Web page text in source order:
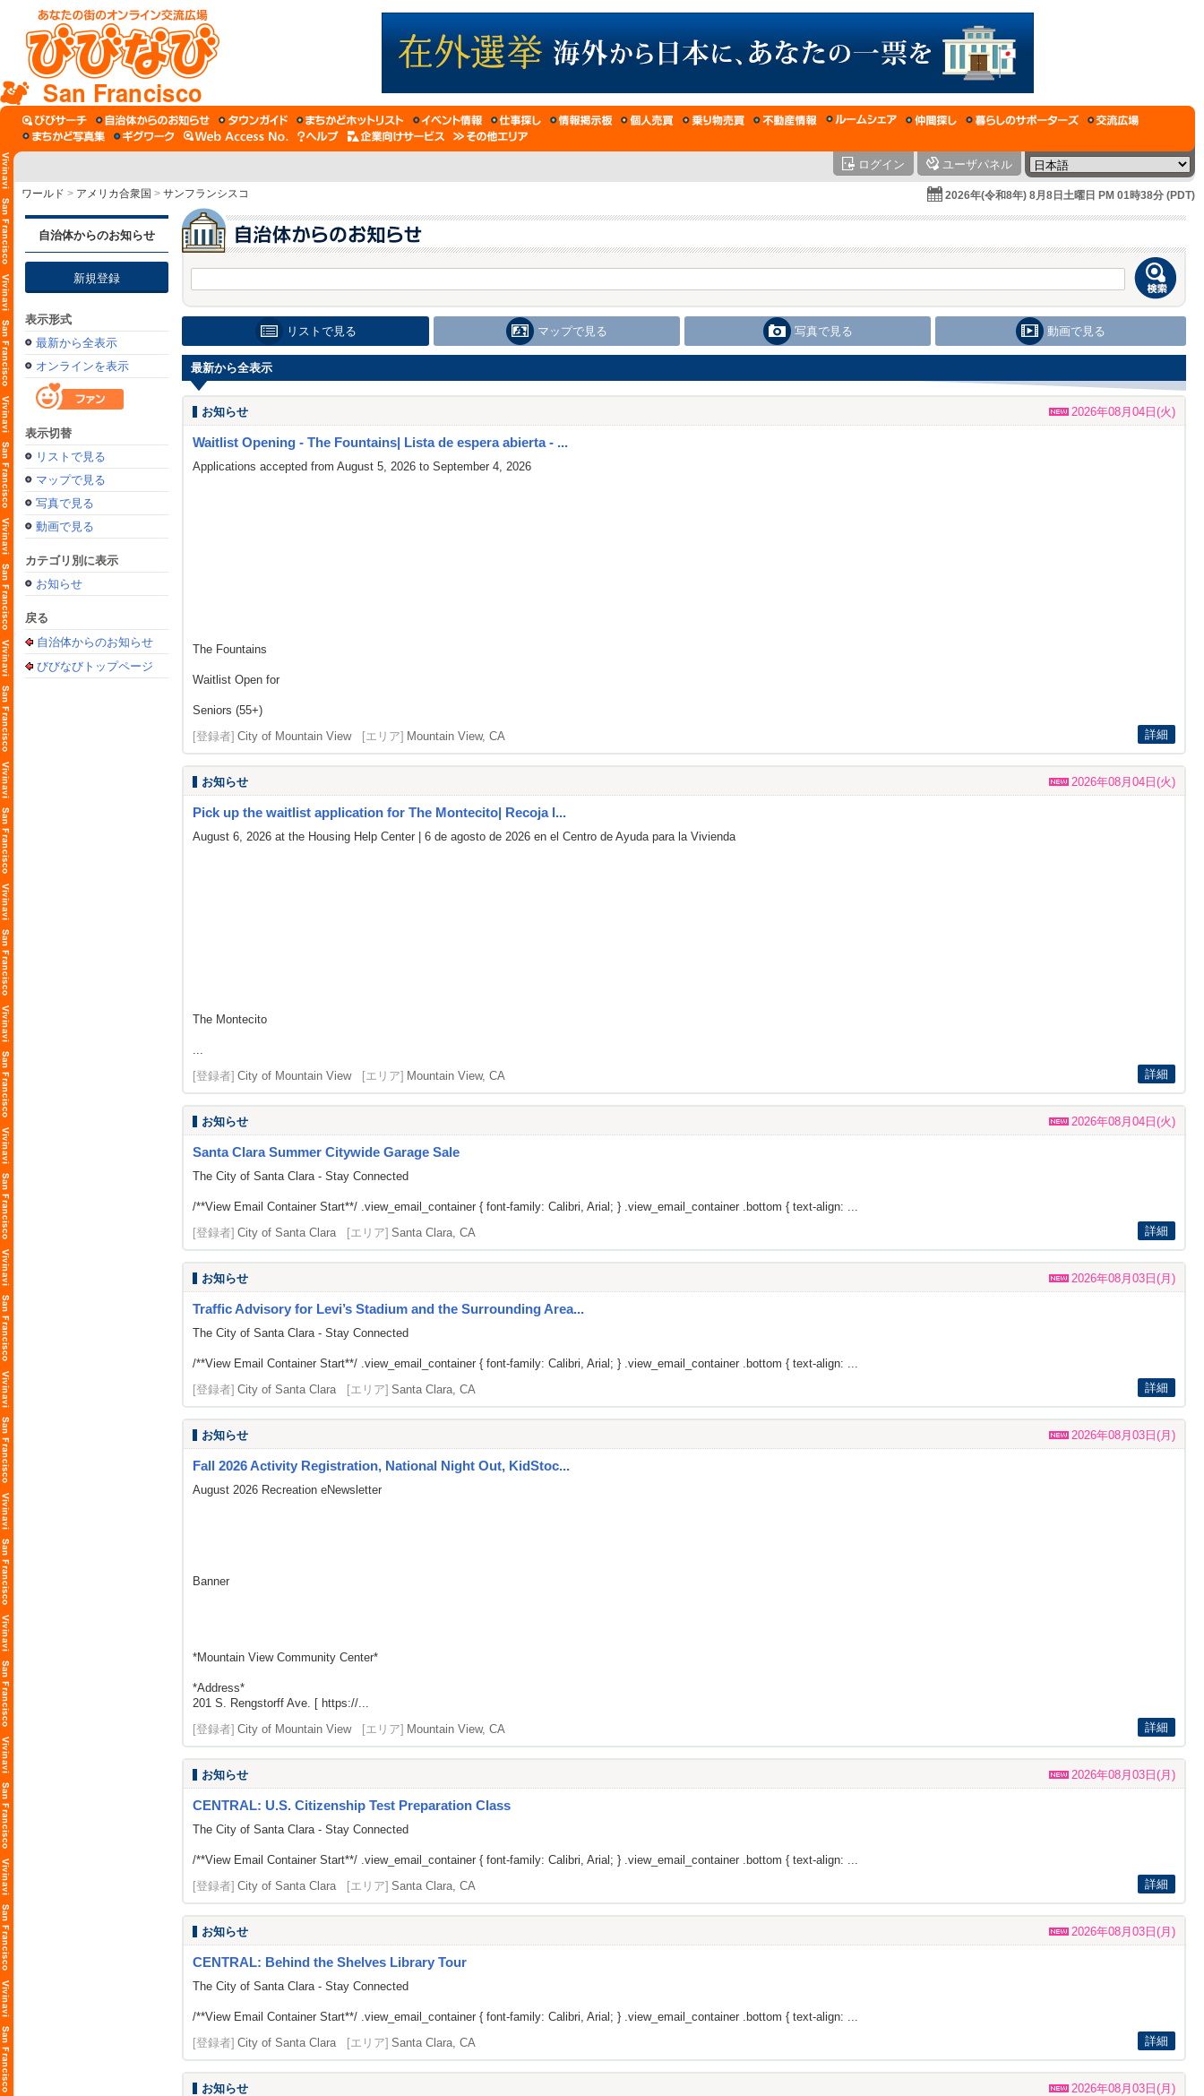
San Francisco
ログイン ユーザパネル
ワールド > アメリカ合衆国 > サンフランシスコ 2026年(令和8年) 8月8日土曜日 PM 01時38分 (PDT)
自治体からのお知らせ
新規登録
表示形式
最新から全表示
オンラインを表示
表示切替
リストで見る
マップで見る
写真で見る
動画で見る
カテゴリ別に表示
お知らせ
戻る
自治体からのお知らせ
びびなびトップページ
リストで見る マップで見る 写真で見る 動画で見る
最新から全表示
お知らせ 2026年08月04日(火)
Waitlist Opening - The Fountains| Lista de espera abierta - ...
Applications accepted from August 5, 2026 to September 4, 2026
The Fountains
Waitlist Open for
Seniors (55+)
[登録者] City of Mountain View [エリア] Mountain View, CA 詳細
お知らせ 2026年08月04日(火)
Pick up the waitlist application for The Montecito| Recoja l...
August 6, 2026 at the Housing Help Center | 6 de agosto de 2026 en el Centro de Ayuda para la Vivienda
The Montecito
...
[登録者] City of Mountain View [エリア] Mountain View, CA 詳細
お知らせ 2026年08月04日(火)
Santa Clara Summer Citywide Garage Sale
The City of Santa Clara - Stay Connected
/**View Email Container Start**/ .view_email_container { font-family: Calibri, Arial; } .view_email_container .bottom { text-align: ...
[登録者] City of Santa Clara [エリア] Santa Clara, CA 詳細
お知らせ 2026年08月03日(月)
Traffic Advisory for Levi’s Stadium and the Surrounding Area...
The City of Santa Clara - Stay Connected
/**View Email Container Start**/ .view_email_container { font-family: Calibri, Arial; } .view_email_container .bottom { text-align: ...
[登録者] City of Santa Clara [エリア] Santa Clara, CA 詳細
お知らせ 2026年08月03日(月)
Fall 2026 Activity Registration, National Night Out, KidStoc...
August 2026 Recreation eNewsletter
Banner
*Mountain View Community Center*
*Address*
201 S. Rengstorff Ave. [ https://...
[登録者] City of Mountain View [エリア] Mountain View, CA 詳細
お知らせ 2026年08月03日(月)
CENTRAL: U.S. Citizenship Test Preparation Class
The City of Santa Clara - Stay Connected
/**View Email Container Start**/ .view_email_container { font-family: Calibri, Arial; } .view_email_container .bottom { text-align: ...
[登録者] City of Santa Clara [エリア] Santa Clara, CA 詳細
お知らせ 2026年08月03日(月)
CENTRAL: Behind the Shelves Library Tour
The City of Santa Clara - Stay Connected
/**View Email Container Start**/ .view_email_container { font-family: Calibri, Arial; } .view_email_container .bottom { text-align: ...
[登録者] City of Santa Clara [エリア] Santa Clara, CA 詳細
お知らせ 2026年08月03日(月)